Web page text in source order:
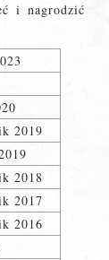
i nagrodzić
2019
2018
2017
2016